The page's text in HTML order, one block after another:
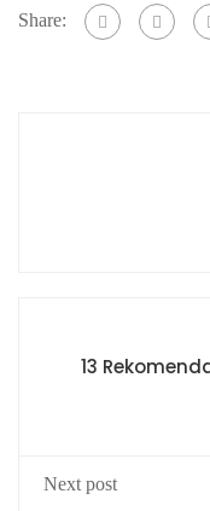
Share:
13
Next post